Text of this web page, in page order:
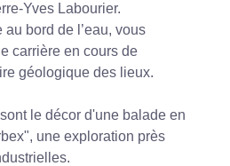
Yves Labourier.
au bord de l’eau, vous
carrière en cours de
géologique des lieux.
le décor d'une balade en
une exploration près